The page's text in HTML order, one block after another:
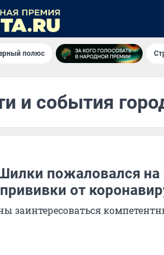
полюс
и события
пожаловался на
от
заинтересоваться